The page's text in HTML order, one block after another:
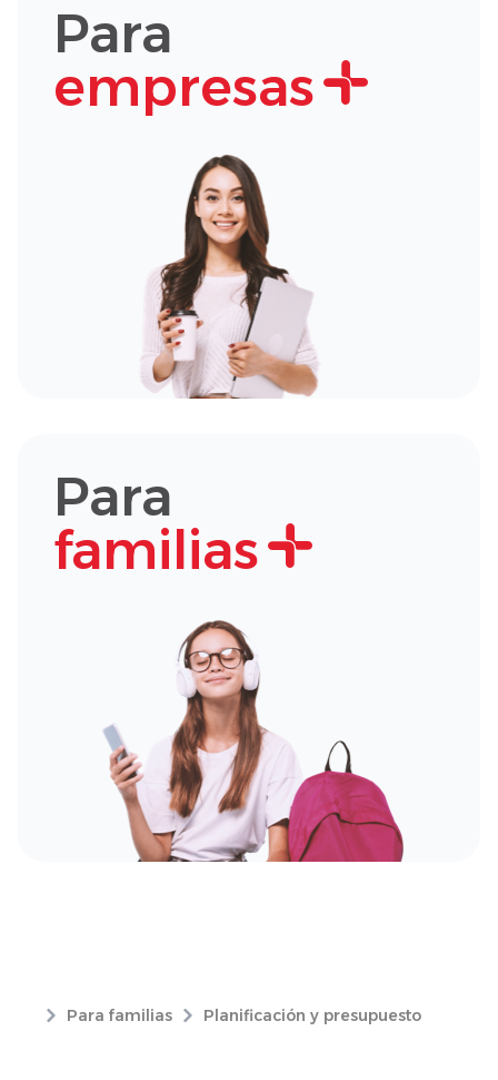
Para
empresas
Para
familias
Para familias Planificación y presupuesto